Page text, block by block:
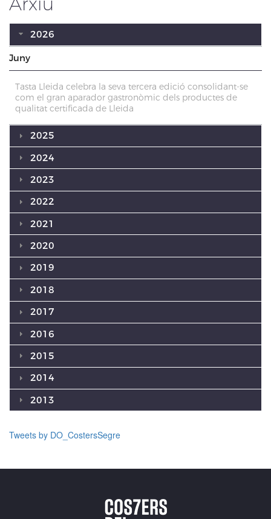
2026
Juny
Tasta Lleida celebra la seva tercera edició consolidant-se
com el gran aparador gastronòmic dels productes de
qualitat certificada de Lleida
2025
2024
2023
2022
2021
2020
2019
2018
2017
2016
2015
2014
2013
Tweets by DO_CostersSegre